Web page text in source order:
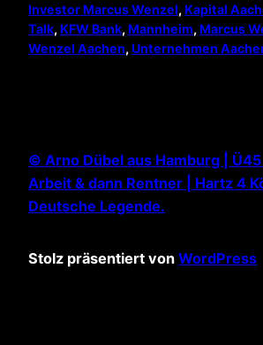
Investor Marcus Wenzel, Kapital
Talk, KFW Bank, Mannheim, Marcus
Wenzel Aachen, Unternehmen
© Arno Dübel aus Hamburg |
Arbeit & dann Rentner | Hartz 4
Deutsche Legende.
Stolz präsentiert von WordPress